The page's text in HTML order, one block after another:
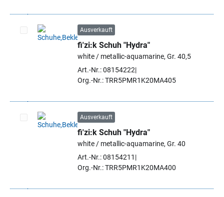
Artikel auswählen
Ausverkauft
fi'zi:k Schuh "Hydra"
white / metallic-aquamarine, Gr. 40,5
Art.-Nr.: 08154222
Org.-Nr.: TRR5PMR1K20MA405
Artikel auswählen
Ausverkauft
fi'zi:k Schuh "Hydra"
white / metallic-aquamarine, Gr. 40
Art.-Nr.: 08154211
Org.-Nr.: TRR5PMR1K20MA400